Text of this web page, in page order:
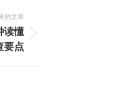
的文章
读懂
要点